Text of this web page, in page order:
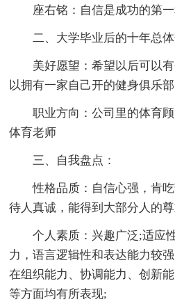
座右铭：自信是成功的第
二、大学毕业后的十年总
美好愿望：希望以后可以
以拥有一家自己开的健身俱乐部
职业方向：公司里的体育
体育老师
三、自我盘点：
性格品质：自信心强，肯
待人真诚，能得到大部分人的
个人素质：兴趣广泛;适应
力，语言逻辑性和表达能力较
在组织能力、协调能力、创新
等方面均有所表现;